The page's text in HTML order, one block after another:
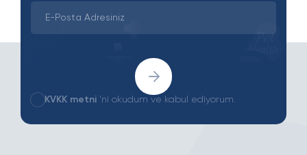
KVKK metni 'ni okudum ve kabul ediyorum.